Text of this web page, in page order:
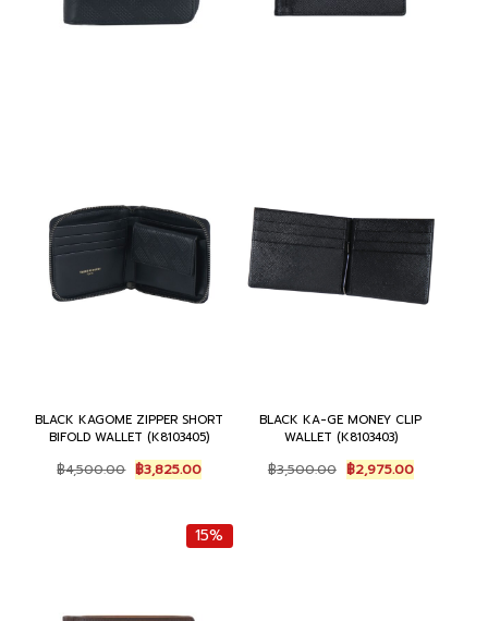
BLACK KAGOME ZIPPER SHORT
BIFOLD WALLET (K8103405)
฿4,500.00 Original
price
฿4,500.00.
฿3,825.00Current
price
฿3,825.00.
BLACK KA-GE MONEY CLIP
WALLET (K8103403)
฿3,500.00 Original
price
฿2,975.00Current
price
15%